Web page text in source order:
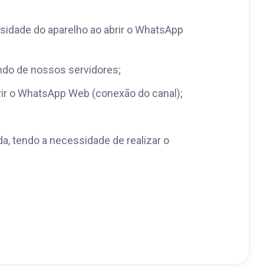
do aparelho ao abrir o WhatsApp
de nossos servidores;
o WhatsApp Web (conexão do canal);
tendo a necessidade de realizar o